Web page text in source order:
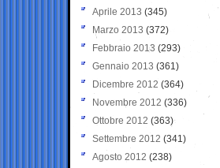
Aprile 2013 (345)
Marzo 2013 (372)
Febbraio 2013 (293)
Gennaio 2013 (361)
Dicembre 2012 (364)
Novembre 2012 (336)
Ottobre 2012 (363)
Settembre 2012 (341)
Agosto 2012 (238)